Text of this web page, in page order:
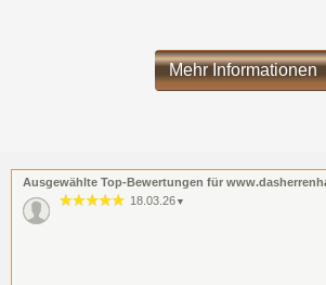
Mehr Informationen
Ausgewählte Top-Bewertungen für
18.03.26 ▼